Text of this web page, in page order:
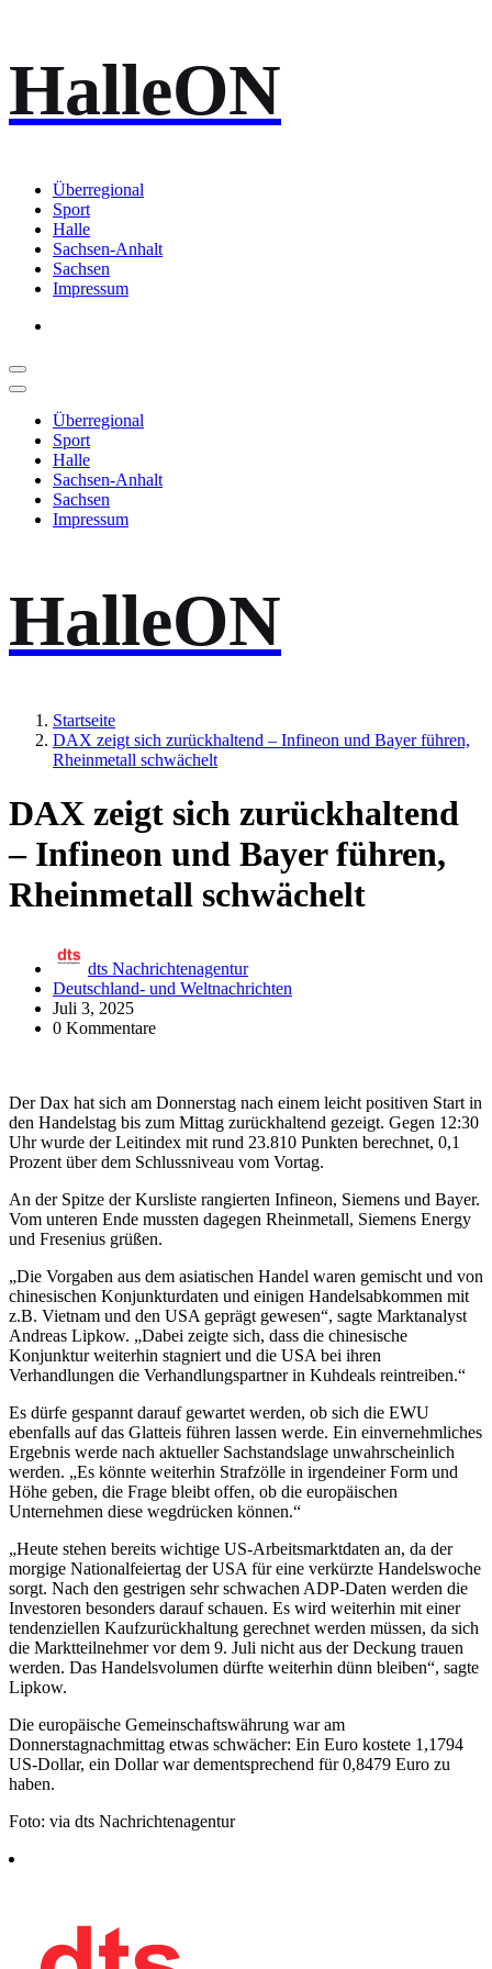
Inhalt
springen
HalleON
Überregional
Sport
Halle
Sachsen-Anhalt
Sachsen
Impressum
Überregional
Sport
Halle
Sachsen-Anhalt
Sachsen
Impressum
HalleON
Startseite
DAX zeigt sich zurückhaltend – Infineon und Bayer führen,
Rheinmetall schwächelt
DAX zeigt sich zurückhaltend
– Infineon und Bayer führen,
Rheinmetall schwächelt
dts Nachrichtenagentur
Deutschland- und Weltnachrichten
Juli 3, 2025
0 Kommentare
Der Dax hat sich am Donnerstag nach einem leicht positiven Start in
den Handelstag bis zum Mittag zurückhaltend gezeigt. Gegen 12:30
Uhr wurde der Leitindex mit rund 23.810 Punkten berechnet, 0,1
Prozent über dem Schlussniveau vom Vortag.
An der Spitze der Kursliste rangierten Infineon, Siemens und Bayer.
Vom unteren Ende mussten dagegen Rheinmetall, Siemens Energy
und Fresenius grüßen.
„Die Vorgaben aus dem asiatischen Handel waren gemischt und von
chinesischen Konjunkturdaten und einigen Handelsabkommen mit
z.B. Vietnam und den USA geprägt gewesen“, sagte Marktanalyst
Andreas Lipkow. „Dabei zeigte sich, dass die chinesische
Konjunktur weiterhin stagniert und die USA bei ihren
Verhandlungen die Verhandlungspartner in Kuhdeals reintreiben.“
Es dürfe gespannt darauf gewartet werden, ob sich die EWU
ebenfalls auf das Glatteis führen lassen werde. Ein einvernehmliches
Ergebnis werde nach aktueller Sachstandslage unwahrscheinlich
werden. „Es könnte weiterhin Strafzölle in irgendeiner Form und
Höhe geben, die Frage bleibt offen, ob die europäischen
Unternehmen diese wegdrücken können.“
„Heute stehen bereits wichtige US-Arbeitsmarktdaten an, da der
morgige Nationalfeiertag der USA für eine verkürzte Handelswoche
sorgt. Nach den gestrigen sehr schwachen ADP-Daten werden die
Investoren besonders darauf schauen. Es wird weiterhin mit einer
tendenziellen Kaufzurückhaltung gerechnet werden müssen, da sich
die Marktteilnehmer vor dem 9. Juli nicht aus der Deckung trauen
werden. Das Handelsvolumen dürfte weiterhin dünn bleiben“, sagte
Lipkow.
Die europäische Gemeinschaftswährung war am
Donnerstagnachmittag etwas schwächer: Ein Euro kostete 1,1794
US-Dollar, ein Dollar war dementsprechend für 0,8479 Euro zu
haben.
Foto: via dts Nachrichtenagentur